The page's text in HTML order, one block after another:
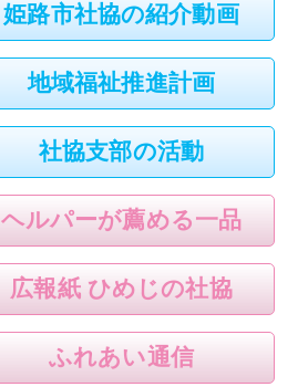
姫路市社協の紹介動画
地域福祉推進計画
社協支部の活動
ヘルパーが薦める一品
広報紙 ひめじの社協
ふれあい通信